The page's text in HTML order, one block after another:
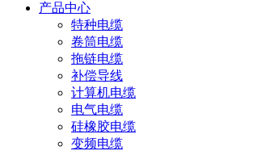
产品中心
特种电缆
卷筒电缆
拖链电缆
补偿导线
计算机电缆
电气电缆
硅橡胶电缆
变频电缆